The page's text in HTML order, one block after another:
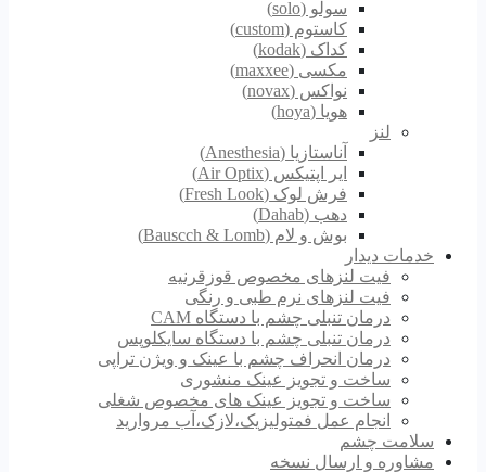
سولو (solo)
کاستوم (custom)
کداک (kodak)
مکسی (maxxee)
نواکس (novax)
هویا (hoya)
لنز
آناستازیا (Anesthesia)
ایر اپتیکس (Air Optix)
فرش لوک (Fresh Look)
دهب (Dahab)
بوش و لام (Bauscch & Lomb)
خدمات دیدار
فیت لنزهای مخصوص قوزقرنیه
فیت لنزهای نرم طبی و رنگی
درمان تنبلی چشم با دستگاه CAM
درمان تنبلی چشم با دستگاه سایکلوپس
درمان انحراف چشم با عینک و ویژن تراپی
ساخت و تجویز عینک منشوری
ساخت و تجویز عینک های مخصوص شغلی
انجام عمل فمتولیزیک،لازک،آب مروارید
سلامت چشم
مشاوره و ارسال نسخه